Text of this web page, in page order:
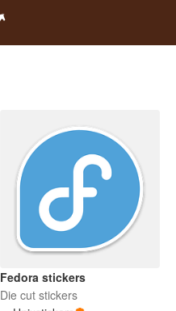
Fedora stickers
Die cut stickers